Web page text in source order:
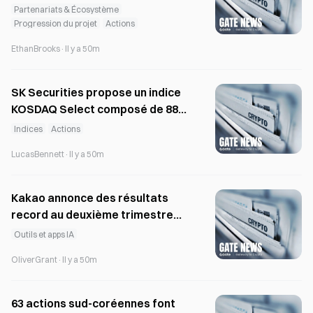
figurent BlackRock et la société
mère de la NYSE
Partenariats & Écosystème
Progression du projet
Actions
EthanBrooks · Il y a 50m
SK Securities propose un indice
KOSDAQ Select composé de 88
actions, avec une exposition
Indices Actions
LucasBennett · Il y a 50m
Kakao annonce des résultats
record au deuxième trimestre
avec un bénéfice d’exploitation
Outils et apps IA
OliverGrant · Il y a 50m
63 actions sud-coréennes font